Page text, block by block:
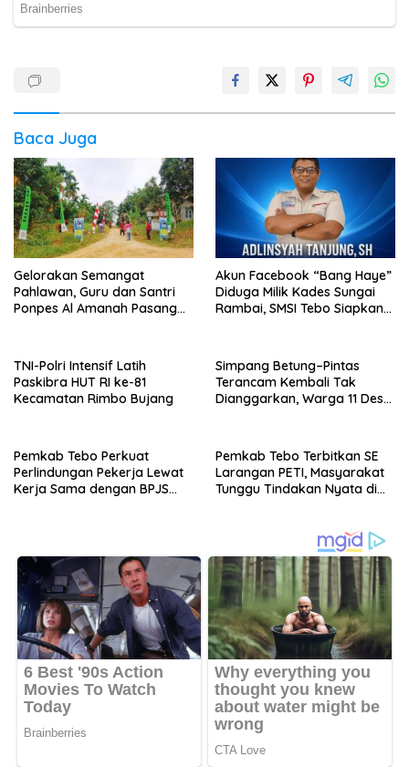
Baca Juga
Gelorakan Semangat
Pahlawan, Guru dan Santri
Ponpes Al Amanah Pasang
Akun Facebook “Bang Haye”
Diduga Milik Kades Sungai
Rambai, SMSI Tebo Siapkan
TNI-Polri Intensif Latih
Paskibra HUT RI ke-81
Kecamatan Rimbo Bujang
Simpang Betung–Pintas
Terancam Kembali Tak
Dianggarkan, Warga 11 Desa
Pemkab Tebo Perkuat
Perlindungan Pekerja Lewat
Kerja Sama dengan BPJS
Pemkab Tebo Terbitkan SE
Larangan PETI, Masyarakat
Tunggu Tindakan Nyata di